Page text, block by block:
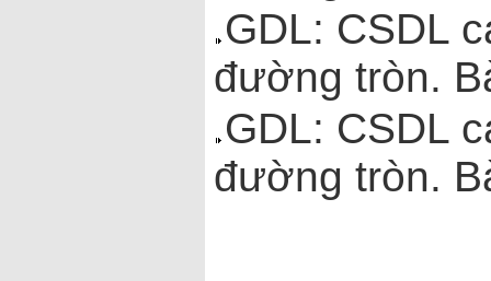
GDL: CSDL
đường tròn.
GDL: CSDL
đường tròn.